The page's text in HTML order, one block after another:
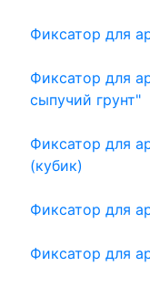
Фиксатор для
Фиксатор для
сыпучий грунт"
Фиксатор для
(кубик)
Фиксатор для
Фиксатор для